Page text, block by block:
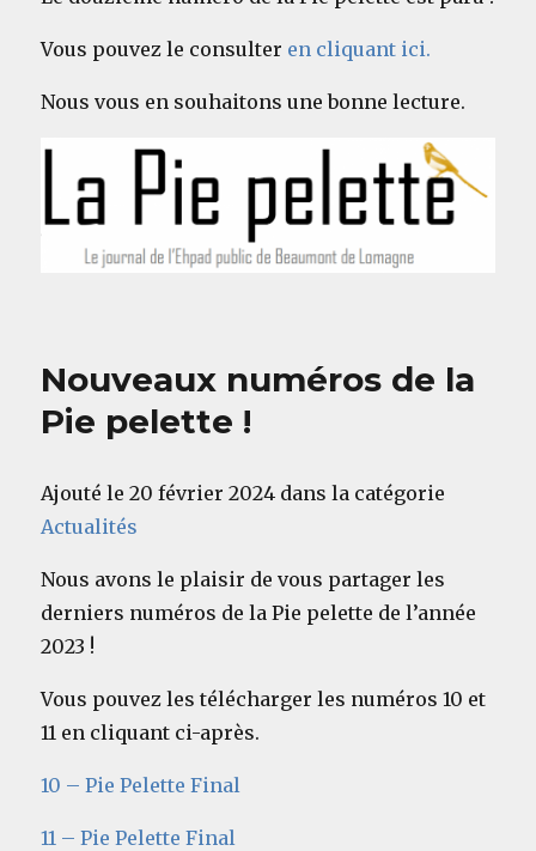
Vous pouvez le consulter en cliquant ici.
Nous vous en souhaitons une bonne lecture.
Nouveaux numéros de la
Pie pelette !
Ajouté le 20 février 2024 dans la catégorie
Actualités
Nous avons le plaisir de vous partager les
derniers numéros de la Pie pelette de l’année
2023 !
Vous pouvez les télécharger les numéros 10 et
11 en cliquant ci-après.
10 – Pie Pelette Final
11 – Pie Pelette Final